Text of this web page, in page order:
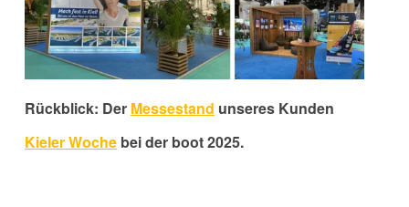
Rückblick: Der Messestand unseres Kunden
Kieler Wochebei der boot 2025.